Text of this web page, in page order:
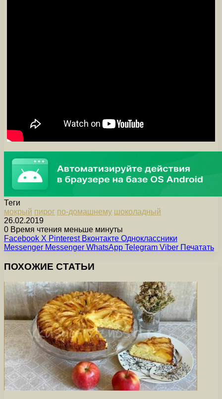
Теги
мокрый пирог по-домашнему шоколадный
26.02.2019
0 Время чтения меньше минуты
Facebook X Pinterest Вконтакте Одноклассники
Messenger Messenger WhatsApp Telegram Viber Печатать
ПОХОЖИЕ СТАТЬИ